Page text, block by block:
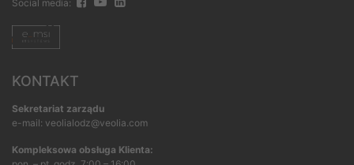
Social media:
KONTAKT
Sekretariat zarządu
e-mail: veolialodz@veolia.com
Kompleksowa obsługa Klienta: